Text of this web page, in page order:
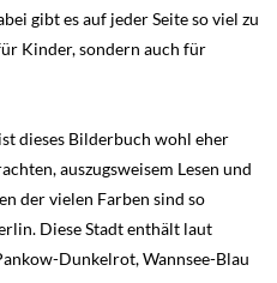
gibt es auf jeder Seite so viel zu
Kinder, sondern auch für
dieses Bilderbuch wohl eher
auszugsweisem Lesen und
der vielen Farben sind so
Diese Stadt enthält laut
Dunkelrot, Wannsee-Blau